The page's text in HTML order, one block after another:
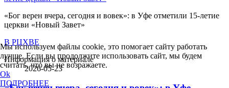
«Бог верен вчера, сегодня и вовек»: в Уфе отметили 15-летие
церкви «Новый Завет»
В РЦХВЕ
Информация о материале
2026-05-23
Мы используем файлы cookie, это помогает сайту работать
лучше. Если вы продолжите использовать сайт, мы будем
считать, что вы не возражаете.
Ok
ПОДРОБНЕЕ